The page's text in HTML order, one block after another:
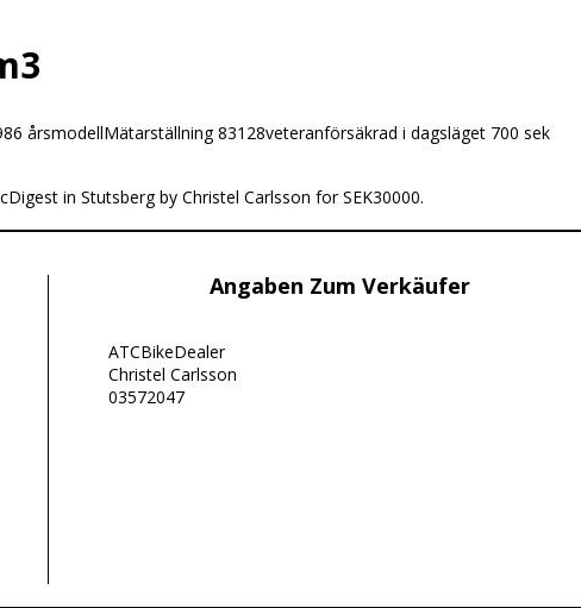
årsmodellMätarställning 83128veteranförsäkrad i dagsläget 700 sek
in Stutsberg by Christel Carlsson for SEK30000.
Angaben Zum Verkäufer
ATCBikeDealer
Christel Carlsson
03572047